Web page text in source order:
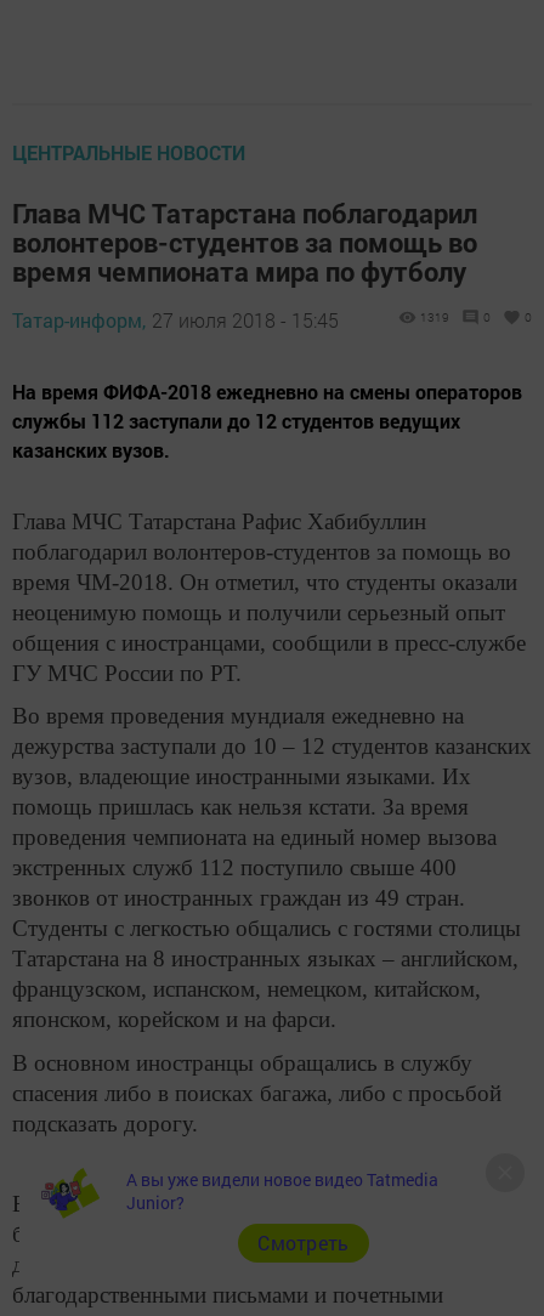
ЦЕНТРАЛЬНЫЕ НОВОСТИ
Глава МЧС Татарстана поблагодарил
волонтеров-студентов за помощь во
время чемпионата мира по футболу
Татар-информ, 27 июля 2018 - 15:45 1319 0 0
На время ФИФА-2018 ежедневно на смены операторов
службы 112 заступали до 12 студентов ведущих
казанских вузов.
Глава МЧС Татарстана Рафис Хабибуллин
поблагодарил волонтеров-студентов за помощь во
время ЧМ-2018. Он отметил, что студенты оказали
неоценимую помощь и получили серьезный опыт
общения с иностранцами, сообщили в пресс-службе
ГУ МЧС России по РТ.
Во время проведения мундиаля ежедневно на
дежурства заступали до 10 – 12 студентов казанских
вузов, владеющие иностранными языками. Их
помощь пришлась как нельзя кстати. За время
проведения чемпионата на единый номер вызова
экстренных служб 112 поступило свыше 400
звонков от иностранных граждан из 49 стран.
Студенты с легкостью общались с гостями столицы
Татарстана на 8 иностранных языках – английском,
французском, испанском, немецком, китайском,
японском, корейском и на фарси.
В основном иностранцы обращались в службу
спасения либо в поисках багажа, либо с просьбой
подсказать дорогу.
Волонтеры, которые помогали соблюдать
безопасность на время ФИФА-2018 в составе
дежурных смен, были награждены
благодарственными письмами и почетными
А вы уже видели новое видео Tatmedia
Junior?
Cмотреть